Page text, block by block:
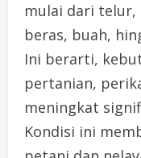
mulai dari telur,
beras, buah,
Ini berarti,
pertanian,
meningkat
Kondisi ini